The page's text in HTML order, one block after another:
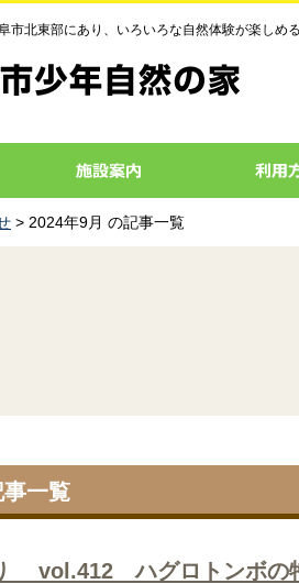
市北東部にあり、いろいろな自然体験が楽しめ
> 2024年9月 の記事一覧
一覧
vol.412 ハグロトンボの